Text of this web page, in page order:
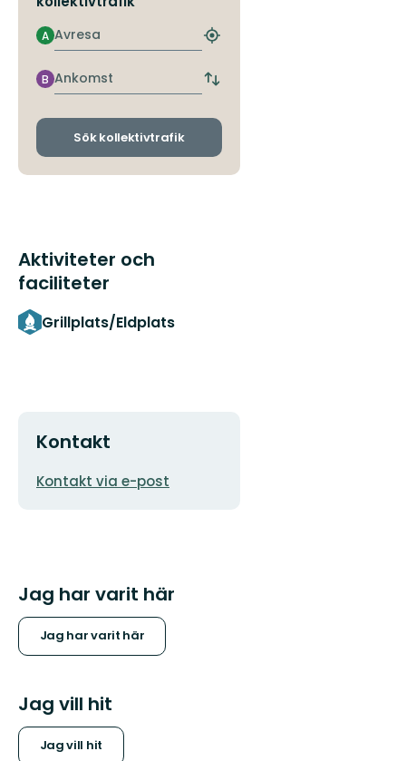
Avresa
A
Hitta
hållplats
Ankomst
B
Byt
och
Sök kollektivtrafik
Aktiviteter och
faciliteter
Grillplats/Eldplats
Kontakt
E-
Kontakt via e-post
Jag har varit här
Jag har varit här
Jag vill hit
Jag vill hit